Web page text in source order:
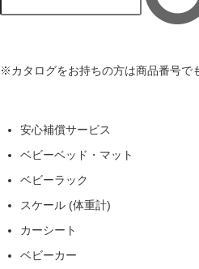
※カタログをお持ちの方は商品番号で
安心補償サービス
ベビーベッド・マット
ベビーラック
スケール (体重計)
カーシート
ベビーカー